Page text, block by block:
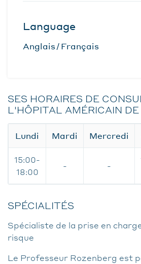
Language
Anglais Français
SES HORAIRES DE
L'HÔPITAL AMÉRICAIN DE
Lundi Mardi Mercredi
15:00-
18:00
- -
SPÉCIALITÉS
Spécialiste de la prise en
risque
Le Professeur Rozenberg est